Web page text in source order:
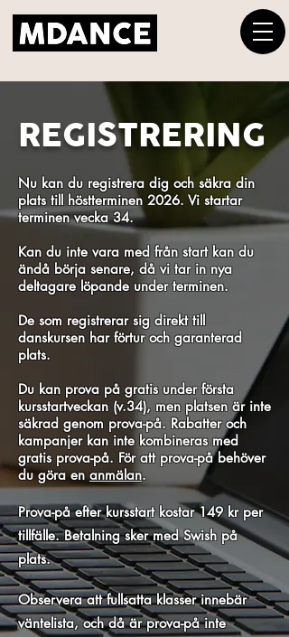
REGISTRERING
Nu kan du registrera dig och säkra din
plats till höstterminen 2026. Vi startar
terminen vecka 34.
Kan du inte vara med från start kan du
ändå börja senare, då vi tar in nya
deltagare löpande under terminen.
De som registrerar sig direkt till
danskursen har förtur och garanterad
plats.
Du kan prova på gratis under första
kursstartveckan (v.34), men platsen är inte
säkrad genom prova-på. Rabatter och
kampanjer kan inte kombineras med
gratis prova-på. För att prova-på behöver
du göra enanmälan.
Prova-på efter kursstart kostar 149 kr per
tillfälle.Betalning sker med Swish på
plats.
Observera att fullsatta klasser innebär
väntelista, och då är prova-på inte